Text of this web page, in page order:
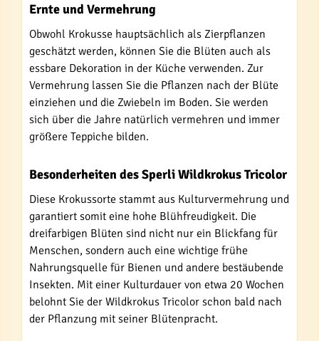
Ernte und Vermehrung
Obwohl Krokusse hauptsächlich als Zierpflanzen
geschätzt werden, können Sie die Blüten auch als
essbare Dekoration in der Küche verwenden. Zur
Vermehrung lassen Sie die Pflanzen nach der Blüte
einziehen und die Zwiebeln im Boden. Sie werden
sich über die Jahre natürlich vermehren und immer
größere Teppiche bilden.
Besonderheiten des Sperli Wildkrokus Tricolor
Diese Krokussorte stammt aus Kulturvermehrung und
garantiert somit eine hohe Blühfreudigkeit. Die
dreifarbigen Blüten sind nicht nur ein Blickfang für
Menschen, sondern auch eine wichtige frühe
Nahrungsquelle für Bienen und andere bestäubende
Insekten. Mit einer Kulturdauer von etwa 20 Wochen
belohnt Sie der Wildkrokus Tricolor schon bald nach
der Pflanzung mit seiner Blütenpracht.